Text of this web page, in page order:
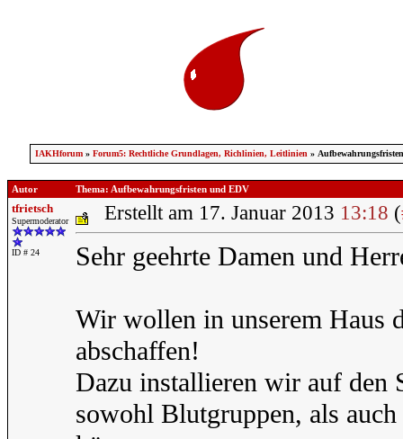
IAKHforum» Forum5: Rechtliche Grundlagen, Richlinien, Leitlinien »
Autor Thema: Aufbewahrungsfristen und EDV
tfrietsch
Supermoderator
ID # 24
Erstellt am 17. Januar 2013 13:18 (
Sehr geehrte Damen und
Wir wollen in unserem Haus
abschaffen!
Dazu installieren wir auf den
sowohl Blutgruppen, als